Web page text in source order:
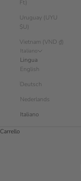
Ft)
Uruguay (UYU
$U)
Vietnam (VND ₫)
Italiano
Lingua
English
Deutsch
Nederlands
Italiano
Carrello